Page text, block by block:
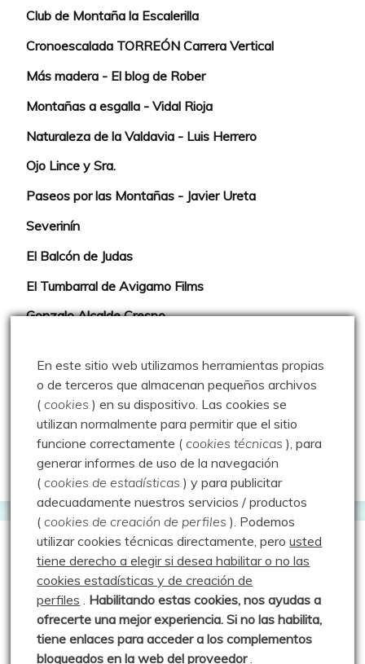
Club de Montaña la Escalerilla
Cronoescalada TORREÓN Carrera Vertical
Más madera - El blog de Rober
Montañas a esgalla - Vidal Rioja
Naturaleza de la Valdavia - Luis Herrero
Ojo Lince y Sra.
Paseos por las Montañas - Javier Ureta
Severinín
El Balcón de Judas
El Tumbarral de Avigamo Films
Gonzalo Alcalde Crespo
Rutas y excursiones con niños
Valdeolea. Río Camesa, la vía azul
Aprendiz de sueños
Guías de Montaña
Manu - Entre Valles y Cumbre
Luis Crespo Fernández
En este sitio web utilizamos herramientas propias
o de terceros que almacenan pequeños archivos
(cookies ) en su dispositivo. Las cookies se
utilizan normalmente para permitir que el sitio
funcione correctamente (cookies técnicas ), para
generar informes de uso de la navegación
(cookies de estadísticas ) y para publicitar
adecuadamente nuestros servicios / productos
(cookies de creación de perfiles ). Podemos
utilizar cookies técnicas directamente, perousted
tiene derecho a elegir si desea habilitar o no las
cookies estadísticas y de creación de
perfiles . Habilitando estas cookies, nos ayudas a
ofrecerte una mejor experiencia. Si no las habilita,
tiene enlaces para acceder a los complementos
bloqueados en la web del proveedor.